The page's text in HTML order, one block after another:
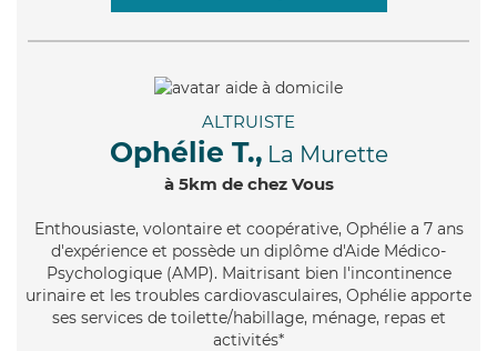
ALTRUISTE
Ophélie T., La Murette
à 5km de chez Vous
Enthousiaste, volontaire et coopérative, Ophélie a 7 ans
d'expérience et possède un diplôme d'Aide Médico-
Psychologique (AMP). Maitrisant bien l'incontinence
urinaire et les troubles cardiovasculaires, Ophélie apporte
ses services de toilette/habillage, ménage, repas et
activités*